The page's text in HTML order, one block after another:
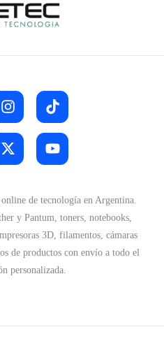
de tecnología en Argentina.
y Pantum, toners, notebooks,
3D, filamentos, cámaras
de productos con envío a todo el
personalizada.